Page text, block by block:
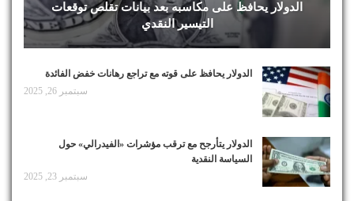
الدولار يحافظ على مكاسبه بعد بيانات تقلص توقعات
التيسير النقدي
الدولار يحافظ على قوته مع تراجع رهانات خفض الفائدة
سبتمبر 26, 2025
الدولار يتأرجح مع ترقب مؤشرات «الفيدرالي» حول
السياسة النقدية
سبتمبر 23, 2025